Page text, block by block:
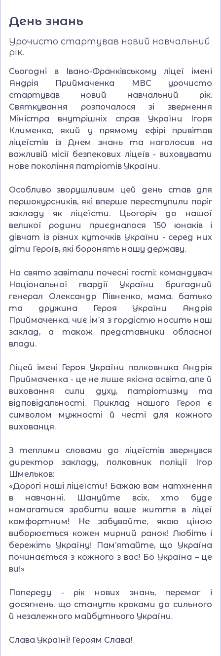
День знань
Урочисто стартував новий навчальний
рік.
Сьогодні в Івано-Франківському ліцеї імені
Андрія Приймаченка МВС урочисто
стартував новий навчальний рік.
Святкування розпочалося зі звернення
Міністра внутрішніх справ України Ігоря
Клименка, який у прямому ефірі привітав
ліцеїстів із Днем знань та наголосив на
важливій місії безпекових ліцеїв - виховувати
нове покоління патріотів України.
Особливо зворушливим цей день став для
першокурсників, які вперше переступили поріг
закладу як ліцеїсти. Цьогоріч до нашої
великої родини приєдналося 150 юнаків і
дівчат із різних куточків України - серед них
діти Героїв, які боронять нашу державу.
На свято завітали почесні гості: командувач
Національної гвардії України бригадний
генерал Олександр Півненко, мама, батько
та дружина Героя України Андрія
Приймаченка, чиє ім’я з гордістю носить наш
заклад, а також представники обласної
влади.
Ліцей імені Героя України полковника Андрія
Приймаченка - це не лише якісна освіта, але й
виховання сили духу, патріотизму та
відповідальності. Приклад нашого Героя є
символом мужності й честі для кожного
вихованця.
З теплими словами до ліцеїстів звернувся
директор закладу, полковник поліції Ігор
Шмельков:
«Дорогі наші ліцеїсти! Бажаю вам натхнення
в навчанні. Шануйте всіх, хто буде
намагатися зробити ваше життя в ліцеї
комфортним! Не забувайте, якою ціною
виборюється кожен мирний ранок! Любіть і
бережіть Україну! Пам’ятайте, що Україна
починається з кожного з вас! Бо Україна – це
ви!»
Попереду - рік нових знань, перемог і
досягнень, що стануть кроками до сильного
й незалежного майбутнього України.
Слава Україні! Героям Слава!